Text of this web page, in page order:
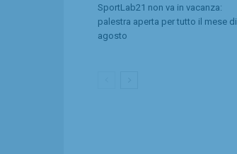
SportLab21 non va in vacanza:
palestra aperta per tutto il mese di
agosto